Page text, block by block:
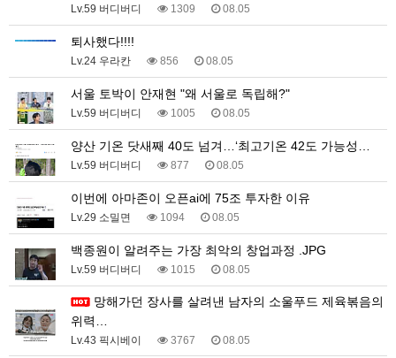
Lv.59 버디버디 1309 08.05
퇴사했다!!!!
Lv.24 우라칸 856 08.05
서울 토박이 안재현 "왜 서울로 독립해?"
Lv.59 버디버디 1005 08.05
양산 기온 닷새째 40도 넘겨…‘최고기온 42도 가능성…
Lv.59 버디버디 877 08.05
이번에 아마존이 오픈ai에 75조 투자한 이유
Lv.29 소밀면 1094 08.05
백종원이 알려주는 가장 최악의 창업과정 .JPG
Lv.59 버디버디 1015 08.05
위력…
Lv.43 픽시베이 3767 08.05